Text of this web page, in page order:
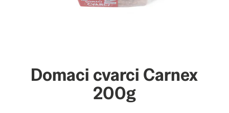
Domaci cvarci Carnex
200g